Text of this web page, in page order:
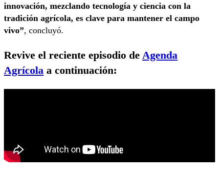
innovación, mezclando tecnología y ciencia con la
tradición agrícola, es clave para mantener el campo
vivo”, concluyó.
Revive el reciente episodio de Agenda
Agrícola a continuación: